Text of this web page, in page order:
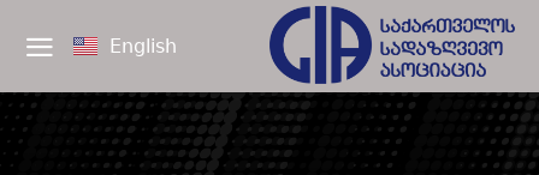
English